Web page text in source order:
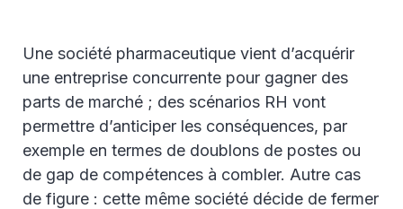
Une société pharmaceutique vient d’acquérir
une entreprise concurrente pour gagner des
parts de marché ; des scénarios RH vont
permettre d’anticiper les conséquences, par
exemple en termes de doublons de postes ou
de gap de compétences à combler. Autre cas
de figure : cette même société décide de fermer